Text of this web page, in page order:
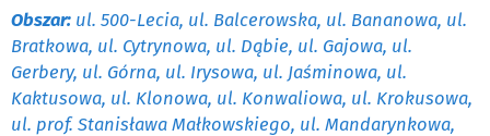
Obszar: ul. 500-Lecia, ul. Balcerowska, ul. Bananowa, ul.
Bratkowa, ul. Cytrynowa, ul. Dąbie, ul. Gajowa, ul.
Gerbery, ul. Górna, ul. Irysowa, ul. Jaśminowa, ul.
Kaktusowa, ul. Klonowa, ul. Konwaliowa, ul. Krokusowa,
ul. prof. Stanisława Małkowskiego, ul. Mandarynkowa,